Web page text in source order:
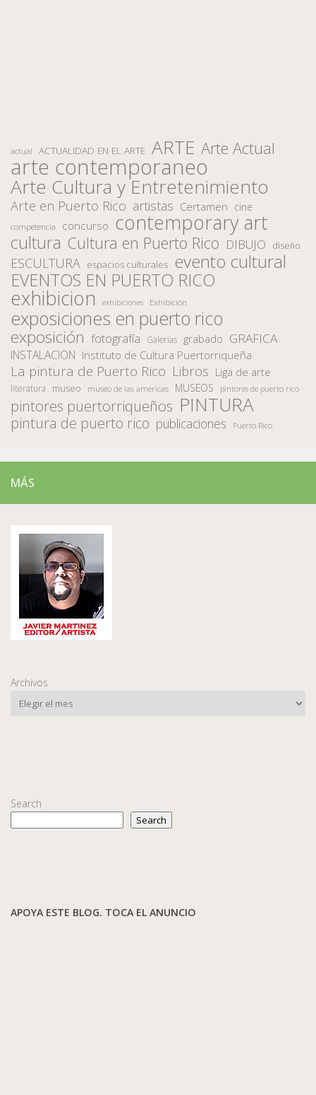
actual ACTUALIDAD EN EL ARTE ARTE Arte Actual
arte contemporaneo
Arte Cultura y Entretenimiento
Arte en Puerto Rico artistas Certamen cine
competencia concurso contemporary art
cultura Cultura en Puerto Rico DIBUJO diseño
ESCULTURA espacios culturales evento cultural
EVENTOS EN PUERTO RICO
exhibicion exhibiciones Exhibición
exposiciones en puerto rico
exposición fotografía Galerias grabado GRAFICA
INSTALACION Instituto de Cultura Puertorriqueña
La pintura de Puerto Rico Libros Liga de arte
literatura museo museo de las americas MUSEOS pintores de puerto rico
pintores puertorriqueños PINTURA
pintura de puerto rico publicaciones Puerto Rico
MÁS
Archivos
Search
Search
APOYA ESTE BLOG. TOCA EL ANUNCIO